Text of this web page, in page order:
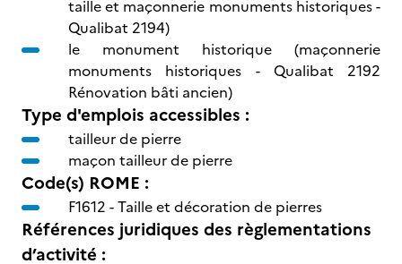
taille et maçonnerie monuments historiques -
Qualibat 2194)
le monument historique (maçonnerie
monuments historiques - Qualibat 2192
Rénovation bâti ancien)
Type d'emplois accessibles :
tailleur de pierre
maçon tailleur de pierre
Code(s) ROME :
F1612 -Taille et décoration de pierres
Références juridiques des règlementations
d’activité :